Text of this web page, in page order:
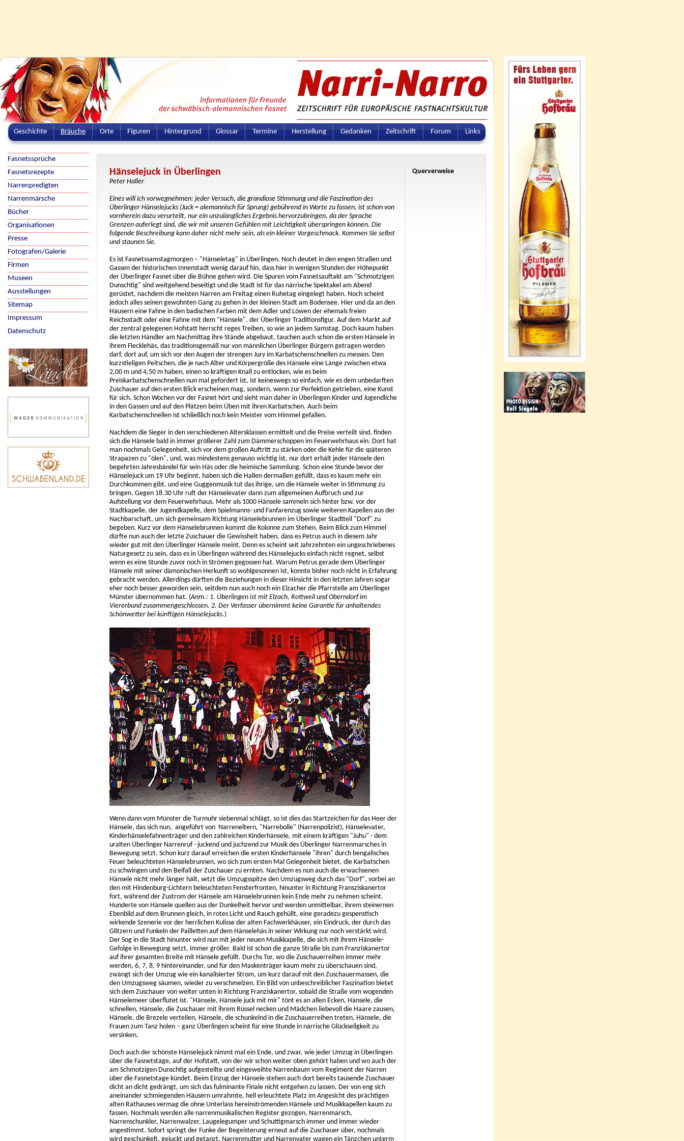
Geschichte Bräuche Orte Figuren Hintergrund Glossar Termine Herstellung Gedanken Zeitschrift Forum Links
Hänselejuck in Überlingen
Peter Haller
Eines will ich vorwegnehmen: jeder Versuch, die grandiose Stimmung und die Faszination des
Überlinger Hänselejucks (Juck = alemannisch für Sprung) gebührend in Worte zu fassen, ist schon von
vornherein dazu verurteilt, nur ein unzulängliches Ergebnis hervorzubringen, da der Sprache
Grenzen auferlegt sind, die wir mit unseren Gefühlen mit Leichtigkeit überspringen können. Die
folgende Beschreibung kann daher nicht mehr sein, als ein kleiner Vorgeschmack. Kommen Sie selbst
und staunen Sie.
Es ist Fasnetssamstagmorgen – "Hänseletag" in Überlingen. Noch deutet in den engen Straßen und
Gassen der historischen Innenstadt wenig darauf hin, dass hier in wenigen Stunden der Höhepunkt
der Überlinger Fasnet über die Bühne gehen wird. Die Spuren vom Fasnetsauftakt am "Schmotzigen
Dunschtig" sind weitgehend beseitigt und die Stadt ist für das närrische Spektakel am Abend
gerüstet, nachdem die meisten Narren am Freitag einen Ruhetag eingelegt haben. Noch scheint
jedoch alles seinen gewohnten Gang zu gehen in der kleinen Stadt am Bodensee. Hier und da an den
Häusern eine Fahne in den badischen Farben mit dem Adler und Löwen der ehemals freien
Reichsstadt oder eine Fahne mit dem "Hänsele", der Überlinger Traditionsfigur. Auf dem Markt auf
der zentral gelegenen Hofstatt herrscht reges Treiben, so wie an jedem Samstag. Doch kaum haben
die letzten Händler am Nachmittag ihre Stände abgebaut, tauchen auch schon die ersten Hänsele in
ihrem Flecklehäs, das traditionsgemäß nur von männlichen Überlinger Bürgern getragen werden
darf, dort auf, um sich vor den Augen der strengen Jury im Karbatschenschnellen zu messen. Den
kurzstieligen Peitschen, die je nach Alter und Körpergröße des Hänsele eine Länge zwischen etwa
2,00 m und 4,50 m haben, einen so kräftigen Knall zu entlocken, wie es beim
Preiskarbatschenschnellen nun mal gefordert ist, ist keineswegs so einfach, wie es dem unbedarften
Zuschauer auf den ersten Blick erscheinen mag, sondern, wenn zur Perfektion getrieben, eine Kunst
für sich. Schon Wochen vor der Fasnet hört und sieht man daher in Überlingen Kinder und Jugendliche
in den Gassen und auf den Plätzen beim Üben mit ihren Karbatschen. Auch beim
Karbatschenschnellen ist schließlich noch kein Meister vom Himmel gefallen.
Nachdem die Sieger in den verschiedenen Altersklassen ermittelt und die Preise verteilt sind, finden
sich die Hänsele bald in immer größerer Zahl zum Dämmerschoppen im Feuerwehrhaus ein. Dort hat
man nochmals Gelegenheit, sich vor dem großen Auftritt zu stärken oder die Kehle für die späteren
Strapazen zu "ölen", und, was mindestens genauso wichtig ist, nur dort erhält jeder Hänsele den
begehrten Jahresbändel für sein Häs oder die heimische Sammlung. Schon eine Stunde bevor der
Hänselejuck um 19 Uhr beginnt, haben sich die Hallen dermaßen gefüllt, dass es kaum mehr ein
Durchkommen gibt, und eine Guggenmusik tut das ihrige, um die Hänsele weiter in Stimmung zu
bringen. Gegen 18.30 Uhr ruft der Hänselevater dann zum allgemeinen Aufbruch und zur
Aufstellung vor dem Feuerwehrhaus. Mehr als 1000 Hänsele sammeln sich hinter bzw. vor der
Stadtkapelle, der Jugendkapelle, dem Spielmanns- und Fanfarenzug sowie weiteren Kapellen aus der
Nachbarschaft, um sich gemeinsam Richtung Hänselebrunnen im Überlinger Stadtteil "Dorf" zu
begeben. Kurz vor dem Hänselebrunnen kommt die Kolonne zum Stehen. Beim Blick zum Himmel
dürfte nun auch der letzte Zuschauer die Gewissheit haben, dass es Petrus auch in diesem Jahr
wieder gut mit den Überlinger Hänsele meint. Denn es scheint seit Jahrzehnten ein ungeschriebenes
Naturgesetz zu sein, dass es in Überlingen während des Hänselejucks einfach nicht regnet, selbst
wenn es eine Stunde zuvor noch in Strömen gegossen hat. Warum Petrus gerade dem Überlinger
Hänsele mit seiner dämonischen Herkunft so wohlgesonnen ist, konnte bisher noch nicht in Erfahrung
gebracht werden. Allerdings dürften die Beziehungen in dieser Hinsicht in den letzten Jahren sogar
eher noch besser geworden sein, seitdem nun auch noch ein Elzacher die Pfarrstelle am Überlinger
Münster übernommen hat. (Anm.: 1. Überlingen ist mit Elzach, Rottweil und Oberndorf im
Viererbund zusammengeschlossen. 2. Der Verfasser übernimmt keine Garantie für anhaltendes
Schönwetter bei künftigen Hänselejucks.)
Wenn dann vom Münster die Turmuhr siebenmal schlägt, so ist dies das Startzeichen für das Heer der
Hänsele, das sich nun, angeführt von Narreneltern, "Narrebolle" (Narrenpolizist), Hänselevater,
Kinderhänselefahnenträger und den zahlreichen Kinderhänsele, mit einem kräftigen "Juhu" - dem
uralten Überlinger Narrenruf - juckend und juchzend zur Musik des Überlinger Narrenmarsches in
Bewegung setzt. Schon kurz darauf erreichen die ersten Kinderhänsele "ihren" durch bengalisches
Feuer beleuchteten Hänselebrunnen, wo sich zum ersten Mal Gelegenheit bietet, die Karbatschen
zu schwingen und den Beifall der Zuschauer zu ernten. Nachdem es nun auch die erwachsenen
Hänsele nicht mehr länger hält, setzt die Umzugsspitze den Umzugsweg durch das "Dorf", vorbei an
den mit Hindenburg-Lichtern beleuchteten Fensterfronten, hinunter in Richtung Fransziskanertor
fort, während der Zustrom der Hänsele am Hänselebrunnen kein Ende mehr zu nehmen scheint.
Hunderte von Hänsele quellen aus der Dunkelheit hervor und werden unmittelbar, ihrem steinernen
Ebenbild auf dem Brunnen gleich, in rotes Licht und Rauch gehüllt, eine geradezu gespenstisch
wirkende Szenerie vor der herrlichen Kulisse der alten Fachwerkhäuser, ein Eindruck, der durch das
Glitzern und Funkeln der Pailletten auf dem Hänselehäs in seiner Wirkung nur noch verstärkt wird.
Der Sog in die Stadt hinunter wird nun mit jeder neuen Musikkapelle, die sich mit ihrem Hänsele-
Gefolge in Bewegung setzt, immer größer. Bald ist schon die ganze Straße bis zum Franziskanertor
auf ihrer gesamten Breite mit Hänsele gefüllt. Durchs Tor, wo die Zuschauerreihen immer mehr
werden, 6, 7, 8, 9 hintereinander, und für den Maskenträger kaum mehr zu überschauen sind,
zwängt sich der Umzug wie ein kanalisierter Strom, um kurz darauf mit den Zuschauermassen, die
den Umzugsweg säumen, wieder zu verschmelzen. Ein Bild von unbeschreiblicher Faszination bietet
sich dem Zuschauer von weiter unten in Richtung Franziskanertor, sobald die Straße vom wogenden
Hänselemeer überflutet ist. "Hänsele, Hänsele juck mit mir" tönt es an allen Ecken, Hänsele, die
schnellen, Hänsele, die Zuschauer mit ihrem Rüssel necken und Mädchen liebevoll die Haare zausen,
Hänsele, die Brezele verteilen, Hänsele, die schunkelnd in die Zuschauerreihen treten, Hänsele, die
Frauen zum Tanz holen – ganz Überlingen scheint für eine Stunde in närrische Glückseligkeit zu
versinken.
Doch auch der schönste Hänselejuck nimmt mal ein Ende, und zwar, wie jeder Umzug in Überlingen
über die Fasnetstage, auf der Hofstatt, von der wir schon weiter oben gehört haben und wo auch der
am Schmotzigen Dunschtig aufgestellte und eingeweihte Narrenbaum vom Regiment der Narren
über die Fasnetstage kündet. Beim Einzug der Hänsele stehen auch dort bereits tausende Zuschauer
dicht an dicht gedrängt, um sich das fulminante Finale nicht entgehen zu lassen. Der von eng sich
aneinander schmiegenden Häusern umrahmte, hell erleuchtete Platz im Angesicht des prächtigen
alten Rathauses vermag die ohne Unterlass hereinströmenden Hänsele und Musikkapellen kaum zu
fassen. Nochmals werden alle narrenmusikalischen Register gezogen, Narrenmarsch,
Narrenschunkler, Narrenwalzer, Laugelegumper und Schuttigmarsch immer und immer wieder
angestimmt. Sofort springt der Funke der Begeisterung erneut auf die Zuschauer über, nochmals
wird geschunkelt, gejuckt und getanzt, Narrenmutter und Narrenvater wagen ein Tänzchen unterm
Querverweise
Fasnetssprüche
Fasnetsrezepte
Narrenpredigten
Narrenmärsche
Bücher
Organisationen
Presse
Fotografen/Galerie
Firmen
Museen
Ausstellungen
Sitemap
Impressum
Datenschutz